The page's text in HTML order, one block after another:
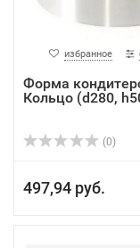
избранное
Форма
Кольцо (d280,
(0)
497,94 руб.